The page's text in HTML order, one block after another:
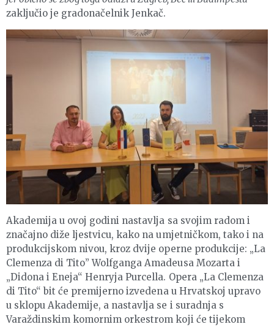
zaključio je gradonačelnik Jenkač.
Akademija u ovoj godini nastavlja sa svojim radom i
značajno diže ljestvicu, kako na umjetničkom, tako i na
produkcijskom nivou, kroz dvije operne produkcije: „La
Clemenza di Tito” Wolfganga Amadeusa Mozarta i
„Didona i Eneja“ Henryja Purcella. Opera „La Clemenza
di Tito“ bit će premijerno izvedena u Hrvatskoj upravo
u sklopu Akademije, a nastavlja se i suradnja s
Varaždinskim komornim orkestrom koji će tijekom